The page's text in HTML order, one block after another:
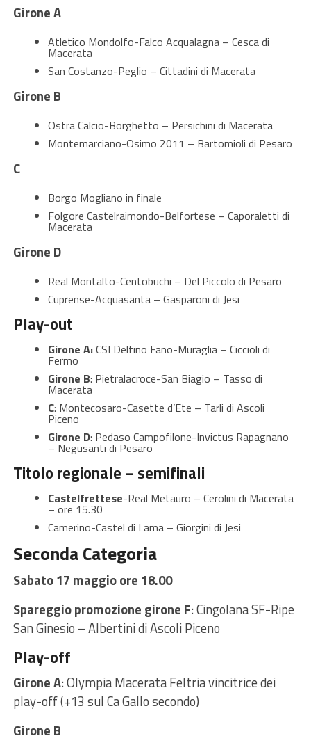
Girone A
Atletico Mondolfo-Falco Acqualagna – Cesca di
Macerata
San Costanzo-Peglio – Cittadini di Macerata
Girone B
Ostra Calcio-Borghetto – Persichini di Macerata
Montemarciano-Osimo 2011 – Bartomioli di Pesaro
C
Borgo Mogliano in finale
Folgore Castelraimondo-Belfortese – Caporaletti di
Macerata
Girone D
Real Montalto-Centobuchi – Del Piccolo di Pesaro
Cuprense-Acquasanta – Gasparoni di Jesi
Play-out
Girone A:CSI Delfino Fano-Muraglia – Ciccioli di
Fermo
Girone B: Pietralacroce-San Biagio – Tasso di
Macerata
C: Montecosaro-Casette d’Ete – Tarli di Ascoli
Piceno
Girone D: Pedaso Campofilone-Invictus Rapagnano
– Negusanti di Pesaro
Titolo regionale – semifinali
Castelfrettese-Real Metauro – Cerolini di Macerata
– ore 15.30
Camerino-Castel di Lama – Giorgini di Jesi
Seconda Categoria
Sabato 17 maggio ore 18.00
Spareggio promozione girone F: Cingolana SF-Ripe
San Ginesio – Albertini di Ascoli Piceno
Play-off
Girone A: Olympia Macerata Feltria vincitrice dei
play-off (+13 sul Ca Gallo secondo)
Girone B